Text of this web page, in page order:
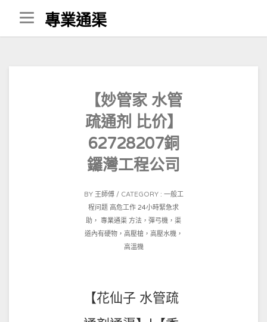
Skip
to
專業通渠
【妙管家 水管
疏通剂 比价】
62728207銅
鑼灣工程公司
BY 王師傅
POSTED
ON
2021-
02-
23
CATEGORY : 一般工
程问题 高危工作 24小時緊急求
助， 專業通渠 方法，彈弓機，渠
道內有硬物，高壓槍，高壓水機，
高溫機
【花仙子 水管疏